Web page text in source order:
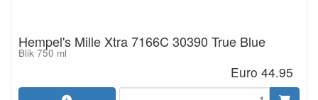
Hempel's Mille Xtra 7166C 30390 True Blue
Blik 750 ml
Euro 44.95